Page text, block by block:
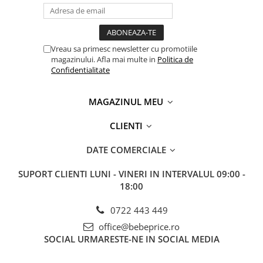
Material:100% bumbac
Tara de provenienta: Polonia
Vreau sa primesc newsletter cu promotiile
magazinului. Afla mai multe in Politica de
Confidentialitate
MAGAZINUL MEU
CLIENTI
DATE COMERCIALE
SUPORT CLIENTI LUNI - VINERI IN INTERVALUL 09:00 -
18:00
0722 443 449
office@bebeprice.ro
SOCIAL URMARESTE-NE IN SOCIAL MEDIA